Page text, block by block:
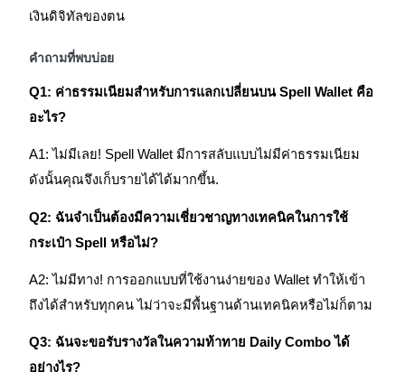
ลงทุนอัตโนมัติ
คว้าผลกำไรระยะยาวและผลประโยชน์ที่ยืดหยุ่น
เรียนรู้ Staking
เงินดิจิทัลของตน
คำถามที่พบบ่อย
Q1: ค่าธรรมเนียมสำหรับการแลกเปลี่ยนบน Spell Wallet คือ
อะไร?
A1: ไม่มีเลย! Spell Wallet มีการสลับแบบไม่มีค่าธรรมเนียม
ดังนั้นคุณจึงเก็บรายได้ได้มากขึ้น.
Q2: ฉันจำเป็นต้องมีความเชี่ยวชาญทางเทคนิคในการใช้
กระเป๋า Spell หรือไม่?
A2: ไม่มีทาง! การออกแบบที่ใช้งานง่ายของ Wallet ทำให้เข้า
ถึงได้สำหรับทุกคน ไม่ว่าจะมีพื้นฐานด้านเทคนิคหรือไม่ก็ตาม
Q3: ฉันจะขอรับรางวัลในความท้าทาย Daily Combo ได้
อย่างไร?